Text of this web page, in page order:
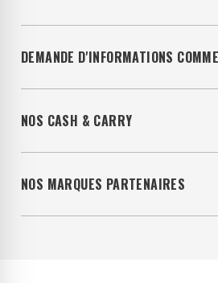
DEMANDE D'INFORMATIONS
NOS CASH & CARRY
NOS MARQUES PARTENAIRES